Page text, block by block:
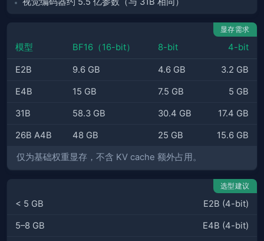
显存需求
模型 BF16（16-bit） 8-bit 4-bit
E2B 9.6 GB 4.6 GB 3.2 GB
E4B 15 GB 7.5 GB 5 GB
31B 58.3 GB 30.4 GB 17.4 GB
26B A4B 48 GB 25 GB 15.6 GB
仅为基础权重显存，不含 KV cache 额外占用。
选型建议
< 5 GB E2B (4-bit)
5–8 GB E4B (4-bit)